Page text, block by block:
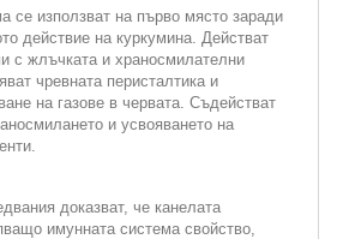
се използват на първо място заради
действие на куркумина. Действат
с жлъчката и храносмилателни
чревната перисталтика и
на газове в червата. Съдействат
и усвояването на
доказват, че канелата
имунната система свойство,